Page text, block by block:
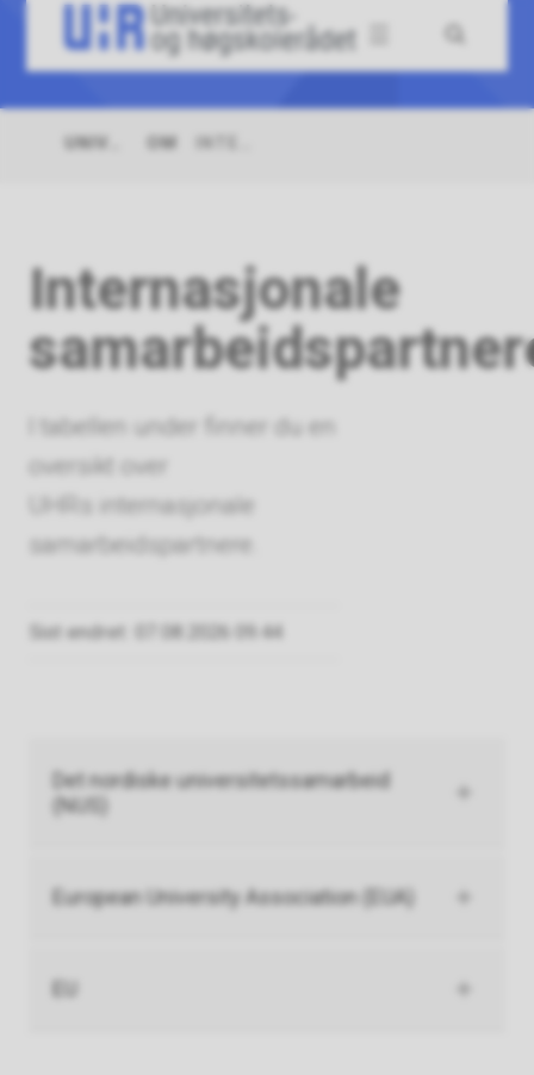
Søk
og
UNIVERSITETS-
OM
Internasjonale
I tabellen under finner du en
oversikt over
UHRs internasjonale
samarbeidspartnere.
Sist endret 07.08.2026 09.44
Det nordiske universitetssamarbeid
(NUS)
European University Association (EUA)